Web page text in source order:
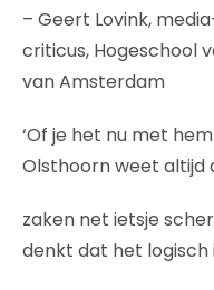
– Geert Lovink,
criticus, Hogeschool
van Amsterdam
‘Of je het nu met
Olsthoorn weet altijd
zaken net ietsje
denkt dat het logisch